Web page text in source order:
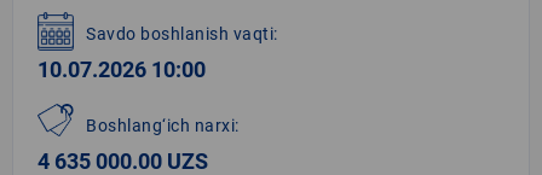
Savdo boshlanish vaqti:
10.07.2026 10:00
Boshlang‘ich narxi:
4 635 000.00 UZS